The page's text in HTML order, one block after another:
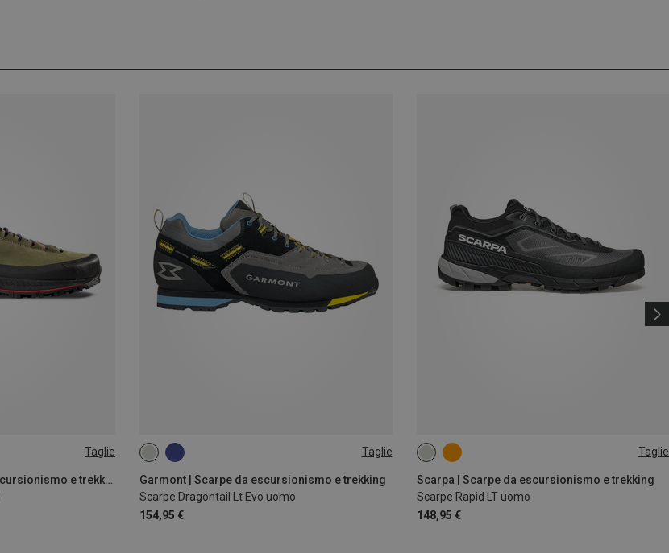
Taglie
La Sportiva | Scarpe da escursionismo e trekking
Taglie
Garmont | Scarpe da escursionismo e trekking
Scarpe Dragontail Lt Evo uomo
154,95 €
44 44.5 Taglie
Scarpa | Scarpe da escursionismo e trekking
Scarpe Rapid LT uomo
148,95 €